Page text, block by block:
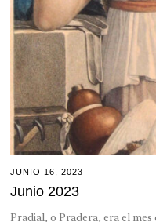
JUNIO 16, 2023
Junio 2023
Pradial, o Pradera, era el